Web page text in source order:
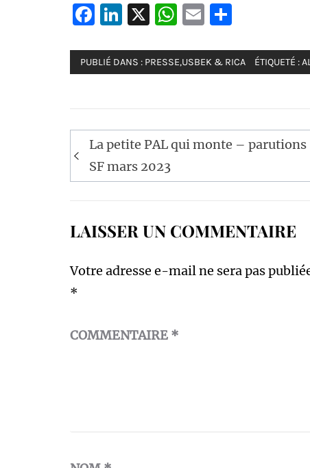
Facebook
LinkedIn
X WhatsApp
Email
PUBLIÉ DANS : PRESSE,USBEK & RICA ÉTIQUETÉ :
Navigation
de
l’article
La petite PAL qui monte – parutions
SF mars 2023
LAISSER UN COMMENTAIRE
Votre adresse e-mail ne sera pas
*
COMMENTAIRE *